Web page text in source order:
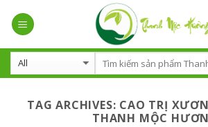
TAG ARCHIVES: CAO TRỊ
THANH MỘC